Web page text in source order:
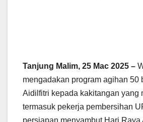
Tanjung Malim, 25 Mac 2025 –
mengadakan program agihan 50
Aidilfitri kepada kakitangan yang
termasuk pekerja pembersihan